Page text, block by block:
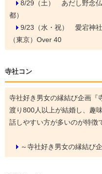
8/29（土） あだし野念
都）
9/23（水・祝） 愛宕神
（東京）Over 40
寺社コン
寺社好き男女の縁結び企画『
渡り800人以上が結婚し、趣
話しやすい方が多いのが特徴
～寺社好き男女の縁結び